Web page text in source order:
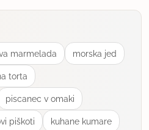
za brizgane
bi bile... Ali pa na
kot kilometrski keksi. (ali
marmelada morska jed
torta
piscanec v omaki
piškoti kuhane kumare